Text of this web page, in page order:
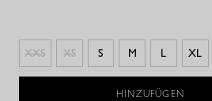
XXS XS S M L XL
HINZUFÜGEN